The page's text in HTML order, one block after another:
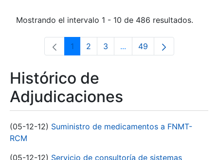
Mostrando el intervalo 1 - 10 de 486 resultados.
Página
1 Página
2 Página
3 ...Páginas intermedias Use
Página
49
Histórico de
Adjudicaciones
(05-12-12) Suministro de medicamentos a FNMT-
RCM
(05-12-12) Servicio de consultoría de sistemas